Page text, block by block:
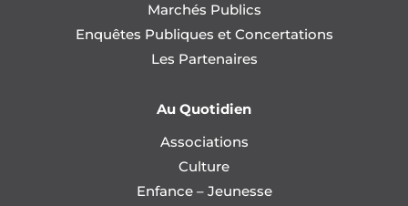
Marchés Publics
Enquêtes Publiques et Concertations
Les Partenaires
Au Quotidien
Associations
Culture
Enfance – Jeunesse